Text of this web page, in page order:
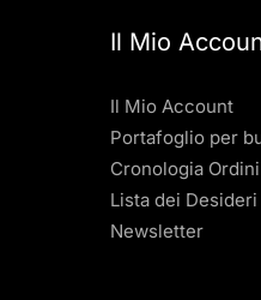
Il Mio
Il Mio Account
Portafoglio per
Cronologia Ordini
Lista dei Desideri
Newsletter